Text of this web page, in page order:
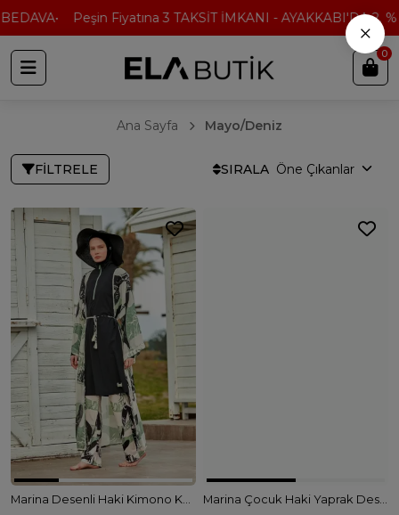
Peşin Fiyatına 3 TAKSİT İMKANI - AYAKKABI'DA 2. % 50
0
Ana Sayfa Mayo/Deniz
FILTRELE SIRALA
Marina Desenli Haki Kimono Kaftan P2411 - HAKİ Marina Çocuk Haki Yaprak Desenli Tesettür Mayo K2212 - HAKİ
×